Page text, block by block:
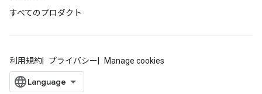
すべてのプロダクト
利用規約 プライバシー Manage cookies